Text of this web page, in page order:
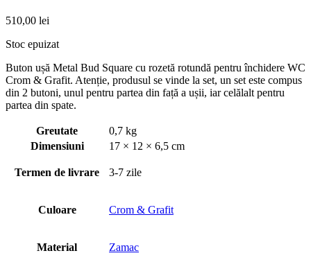
510,00 lei
Stoc epuizat
Buton ușă Metal Bud Square cu rozetă rotundă pentru închidere WC
Crom & Grafit. Atenție, produsul se vinde la set, un set este compus
din 2 butoni, unul pentru partea din față a ușii, iar celălalt pentru
partea din spate.
Greutate
0,7 kg
Dimensiuni
17 × 12 × 6,5 cm
Termen de livrare 3-7 zile
Culoare Crom & Grafit
Material Zamac